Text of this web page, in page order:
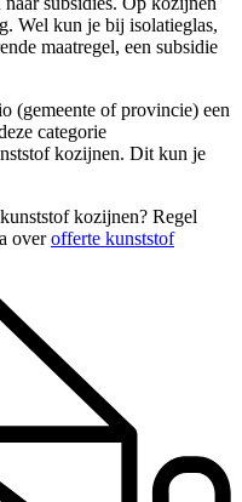
Wel kun je bij isolatieglas,
maatregel, een subsidie
(gemeente of provincie) een
categorie
kozijnen. Dit kun je
kozijnen? Regel
overofferte kunststof